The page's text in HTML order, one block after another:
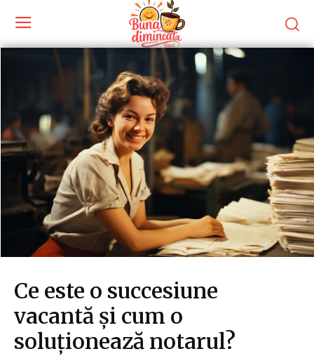
Ce este o succesiune
vacantă și cum o
soluționează notarul?